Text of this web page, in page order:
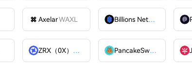
AxelarWAXL Billions Network
ZRX（0X）
ZRX PancakeSwap